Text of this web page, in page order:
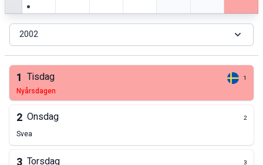
2002
1 Tisdag 1
nyårsdagen
2 Onsdag 2
Svea
Torsdag 3